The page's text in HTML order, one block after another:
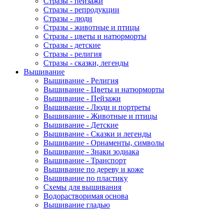
Стразы - репродукции
Стразы - люди
Стразы - животные и птицы
Стразы - цветы и натюрморты
Стразы - детские
Стразы - религия
Стразы - сказки, легенды
Вышивание
Вышивание - Религия
Вышивание - Цветы и натюрморты
Вышивание - Пейзажи
Вышивание - Люди и портреты
Вышивание - Животные и птицы
Вышивание - Детские
Вышивание - Сказки и легенды
Вышивание - Орнаменты, символы
Вышивание - Знаки зодиака
Вышивание - Транспорт
Вышивание по дереву и коже
Вышивание по пластику
Схемы для вышивания
Водорастворимая основа
Вышивание гладью